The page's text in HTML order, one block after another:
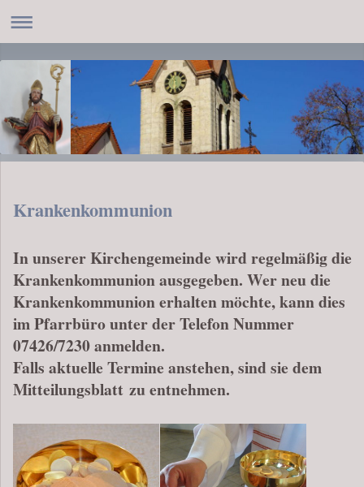
Krankenkommunion
In unserer Kirchengemeinde wird regelmäßig die
Krankenkommunion ausgegeben. Wer neu die
Krankenkommunion erhalten möchte, kann dies
im Pfarrbüro unter der Telefon Nummer
07426/7230 anmelden.
Falls aktuelle Termine anstehen, sind sie dem
Mitteilungsblatt zu entnehmen.